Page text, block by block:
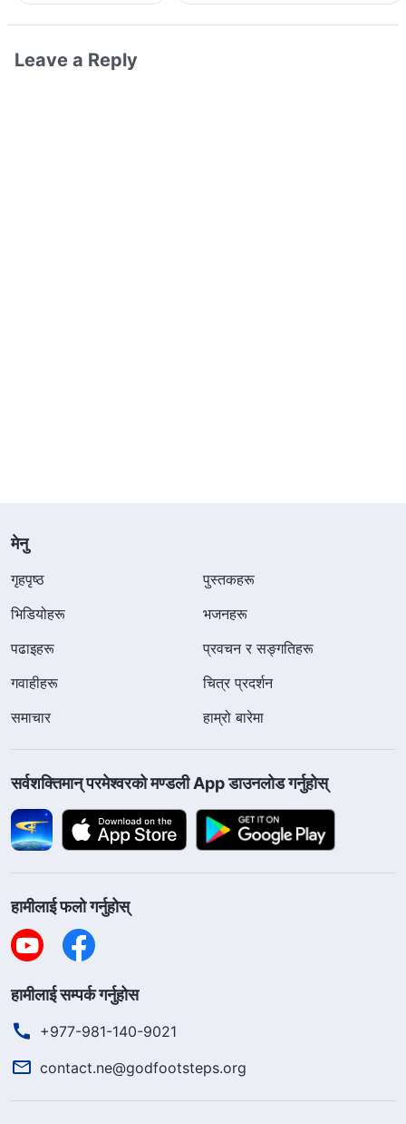
Leave a Reply
मेनु
गृहपृष्ठ
पुस्तकहरू
भिडियोहरू
भजनहरू
पढाइहरू
प्रवचन र सङ्गतिहरू
गवाहीहरू
चित्र प्रदर्शन
समाचार
हाम्रो बारेमा
सर्वशक्तिमान्‌ परमेश्‍वरको मण्डली App डाउनलोड गर्नुहोस्
हामीलाई फलो गर्नुहोस्
हामीलाई सम्पर्क गर्नुहोस
+977-981-140-9021
contact.ne@godfootsteps.org